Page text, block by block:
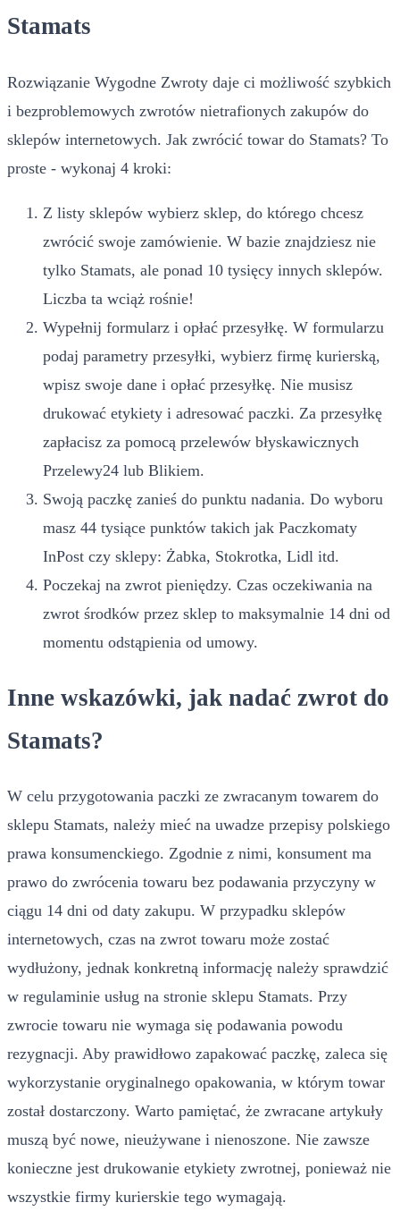
Stamats
Rozwiązanie Wygodne Zwroty daje ci możliwość szybkich
i bezproblemowych zwrotów nietrafionych zakupów do
sklepów internetowych. Jak zwrócić towar do Stamats? To
proste - wykonaj 4 kroki:
Z listy sklepów wybierz sklep, do którego chcesz
zwrócić swoje zamówienie. W bazie znajdziesz nie
tylko Stamats, ale ponad 10 tysięcy innych sklepów.
Liczba ta wciąż rośnie!
Wypełnij formularz i opłać przesyłkę. W formularzu
podaj parametry przesyłki, wybierz firmę kurierską,
wpisz swoje dane i opłać przesyłkę. Nie musisz
drukować etykiety i adresować paczki. Za przesyłkę
zapłacisz za pomocą przelewów błyskawicznych
Przelewy24 lub Blikiem.
Swoją paczkę zanieś do punktu nadania. Do wyboru
masz 44 tysiące punktów takich jak Paczkomaty
InPost czy sklepy: Żabka, Stokrotka, Lidl itd.
Poczekaj na zwrot pieniędzy. Czas oczekiwania na
zwrot środków przez sklep to maksymalnie 14 dni od
momentu odstąpienia od umowy.
Inne wskazówki, jak nadać zwrot do
Stamats?
W celu przygotowania paczki ze zwracanym towarem do
sklepu Stamats, należy mieć na uwadze przepisy polskiego
prawa konsumenckiego. Zgodnie z nimi, konsument ma
prawo do zwrócenia towaru bez podawania przyczyny w
ciągu 14 dni od daty zakupu. W przypadku sklepów
internetowych, czas na zwrot towaru może zostać
wydłużony, jednak konkretną informację należy sprawdzić
w regulaminie usług na stronie sklepu Stamats. Przy
zwrocie towaru nie wymaga się podawania powodu
rezygnacji. Aby prawidłowo zapakować paczkę, zaleca się
wykorzystanie oryginalnego opakowania, w którym towar
został dostarczony. Warto pamiętać, że zwracane artykuły
muszą być nowe, nieużywane i nienoszone. Nie zawsze
konieczne jest drukowanie etykiety zwrotnej, ponieważ nie
wszystkie firmy kurierskie tego wymagają.